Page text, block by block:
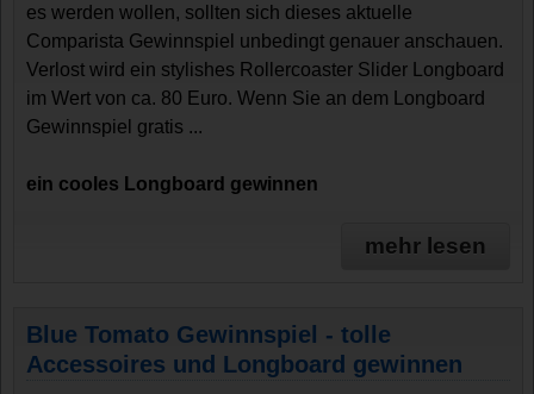
es werden wollen, sollten sich dieses aktuelle
Comparista Gewinnspiel unbedingt genauer anschauen.
Verlost wird ein stylishes Rollercoaster Slider Longboard
im Wert von ca. 80 Euro. Wenn Sie an dem Longboard
Gewinnspiel gratis ...
ein cooles Longboard gewinnen
mehr lesen
Blue Tomato Gewinnspiel - tolle
Accessoires und Longboard gewinnen